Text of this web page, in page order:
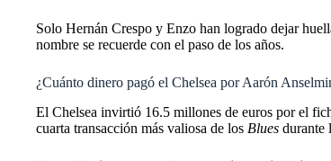
Solo Hernán Crespo y Enzo han logrado dejar
nombre se recuerde con el paso de los años.
¿Cuánto dinero pagó el Chelsea por Aarón
El Chelsea invirtió 16.5 millones de euros por el
cuarta transacción más valiosa de los Blues durante